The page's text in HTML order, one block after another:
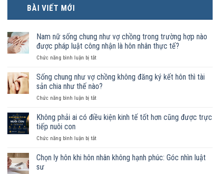
BÀI VIẾT MỚI
Nam nữ sống chung như vợ chồng trong trường hợp nào
được pháp luật công nhận là hôn nhân thực tế?
Chức năng bình luận bị tắtở
nữ
sống
chung
như
chồng
hợp
được
Sống chung như vợ chồng không đăng ký kết hôn thì tài
sản chia như thế nào?
Chức năng bình luận bị tắtở
chung
chồng
đăng
Không phải ai có điều kiện kinh tế tốt hơn cũng được trực
tiếp nuôi con
Chức năng bình luận bị tắtở
phải
Chọn ly hôn khi hôn nhân không hạnh phúc: Góc nhìn luật
sư